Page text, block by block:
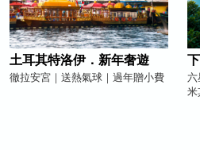
土耳其特洛伊．新年奢遊
徹拉安宮｜送熱氣球｜過年贈小費
六
米